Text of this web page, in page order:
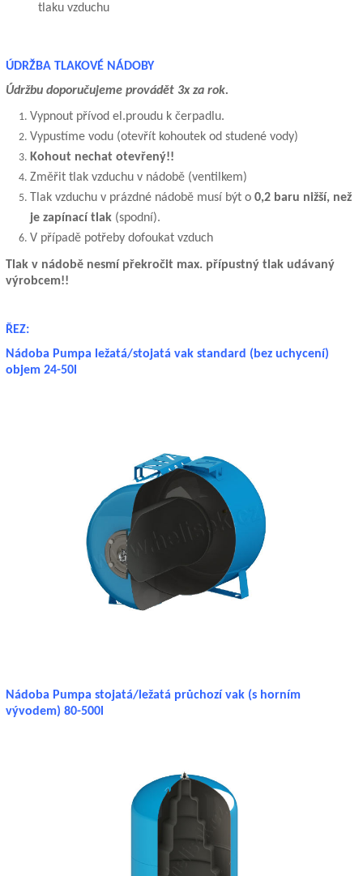
tlaku vzduchu
ÚDRŽBA TLAKOVÉ NÁDOBY
Údržbu doporučujeme provádět 3x za rok.
Vypnout přívod el.proudu k čerpadlu.
Vypustíme vodu (otevřít kohoutek od studené vody)
Kohout nechat otevřený!!
Změřit tlak vzduchu v nádobě (ventilkem)
Tlak vzduchu v prázdné nádobě musí být o 0,2 baru nižší, než
je zapínací tlak (spodní).
V případě potřeby dofoukat vzduch
Tlak v nádobě nesmí překročit max. přípustný tlak udávaný
výrobcem!!
ŘEZ:
Nádoba Pumpa ležatá/stojatá vak standard (bez uchycení)
objem 24-50l
Nádoba Pumpa stojatá/ležatá průchozí vak (s horním
vývodem) 80-500l